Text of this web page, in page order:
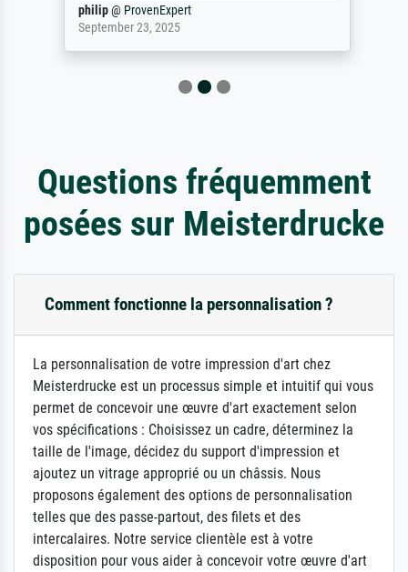
philip@ ProvenExpert
September 23, 2025
Questions fréquemment
posées sur Meisterdrucke
Comment fonctionne la personnalisation ?
La personnalisation de votre impression d'art chez
Meisterdrucke est un processus simple et intuitif qui vous
permet de concevoir une œuvre d'art exactement selon
vos spécifications : Choisissez un cadre, déterminez la
taille de l'image, décidez du support d'impression et
ajoutez un vitrage approprié ou un châssis. Nous
proposons également des options de personnalisation
telles que des passe-partout, des filets et des
intercalaires. Notre service clientèle est à votre
disposition pour vous aider à concevoir votre œuvre d'art